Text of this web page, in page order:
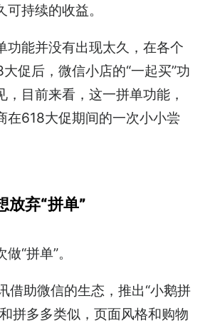
持续的收益。
功能并没有出现太久，在各个
促后，微信小店的“一起买”功
，目前来看，这一拼单功能，
在618大促期间的一次小小尝
放弃“拼单”
“拼单”。
借助微信的生态，推出“小鹅拼
拼多多类似，页面风格和购物